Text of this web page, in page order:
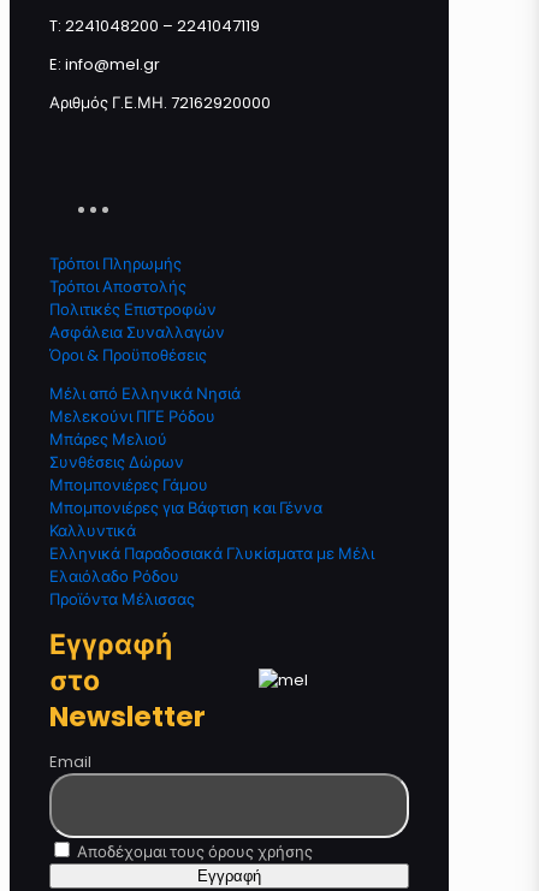
T: 2241048200 – 2241047119
E: info@mel.gr
Αριθμός Γ.Ε.ΜΗ. 72162920000
Τρόποι Πληρωμής
Τρόποι Αποστολής
Πολιτικές Επιστροφών
Ασφάλεια Συναλλαγών
Όροι & Προϋποθέσεις
Μέλι από Ελληνικά Νησιά
Μελεκούνι ΠΓΕ Ρόδου
Μπάρες Μελιού
Συνθέσεις Δώρων
Μπομπονιέρες Γάμου
Μπομπονιέρες για Βάφτιση και Γέννα
Καλλυντικά
Ελληνικά Παραδοσιακά Γλυκίσματα με Μέλι
Ελαιόλαδο Ρόδου
Προϊόντα Μέλισσας
Εγγραφή
στο
Newsletter
Email
Αποδέχομαι τους όρους χρήσης